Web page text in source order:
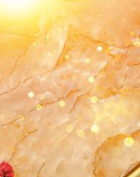
理
等上
以产品品质核心,以
成特有的三大售
系，得到了广大
热情、全面、快
提供优质的服务
和信赖。